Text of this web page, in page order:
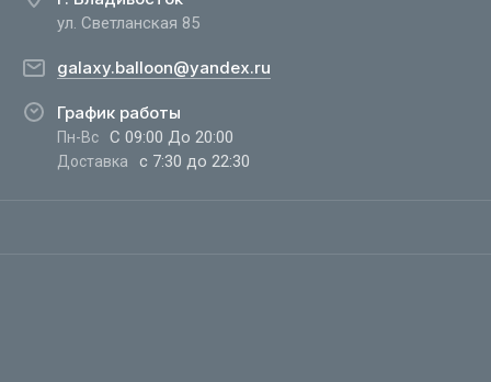
ул. Светланская 85
galaxy.balloon@yandex.ru
График работы
Пн-Вс С 09:00 До 20:00
Доставка с 7:30 до 22:30